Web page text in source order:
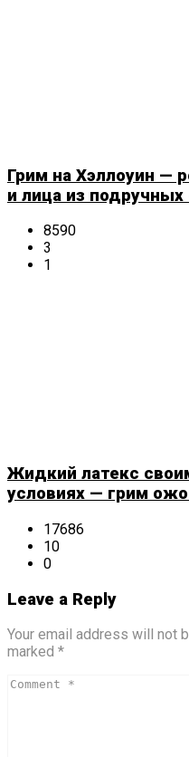
Грим на Хэллоуин —
и лица из
8590
3
1
Жидкий латекс
условиях — грим
17686
10
0
Leave a Reply
Your email address will not
marked *